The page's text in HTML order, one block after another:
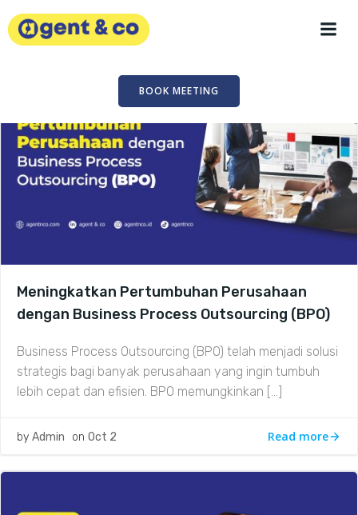
BOOK MEETING
Meningkatkan Pertumbuhan Perusahaan
dengan Business Process Outsourcing (BPO)
Business Process Outsourcing (BPO) telah menjadi solusi
strategis bagi banyak perusahaan yang ingin tumbuh
lebih cepat dan efisien. BPO memungkinkan […]
by Admin on Oct 2 Read more